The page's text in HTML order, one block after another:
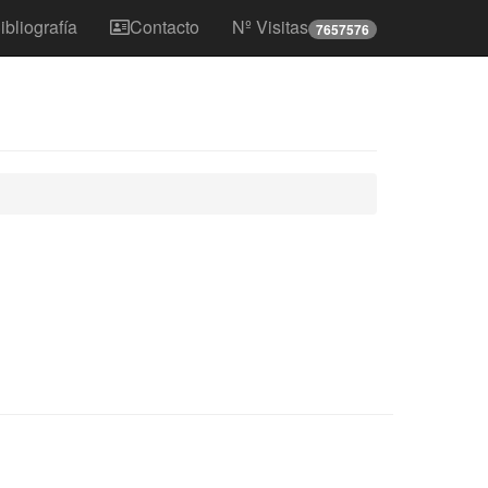
Contacto Nº Visitas 7657576